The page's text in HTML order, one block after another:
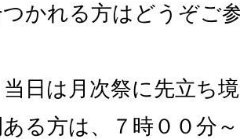
つかれる方はどうぞご
当日は月次祭に先立ち
る方は、７時００分